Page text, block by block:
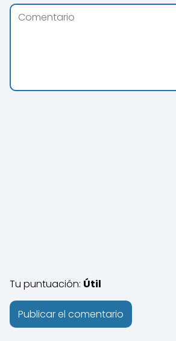
Tu puntuación: Útil